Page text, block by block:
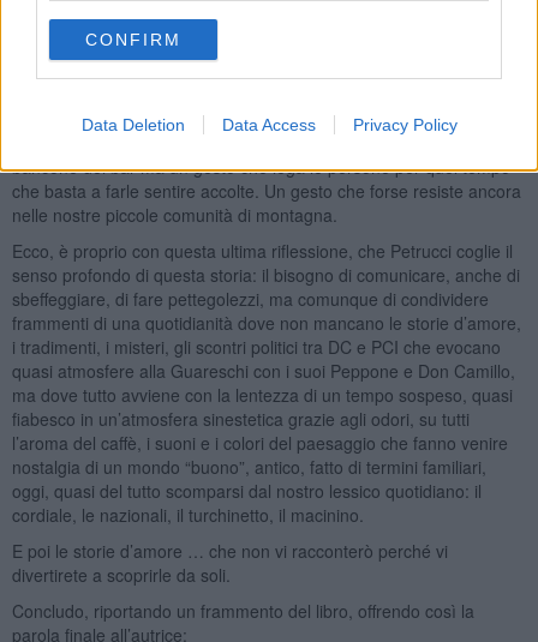
CONFIRM
Data Deletion Data Access Privacy Policy
mancare per accompagnare e sottolineare veglie allegre, lenire un
poco ricordi dolorosi o sancire decisioni importanti. Il caffè come
rimedio ancora più buono dopo aver assaporato il caffè finto, di
“Il caffè buono del dopoguerra “non è la tazzina presa al volo al
bancone del bar ma un gesto che lega le persone per quel tempo
che basta a farle sentire accolte. Un gesto che forse resiste ancora
nelle nostre piccole comunità di montagna.
Ecco, è proprio con questa ultima riflessione, che Petrucci coglie il
senso profondo di questa storia: il bisogno di comunicare, anche di
sbeffeggiare, di fare pettegolezzi, ma comunque di condividere
frammenti di una quotidianità dove non mancano le storie d’amore,
i tradimenti, i misteri, gli scontri politici tra DC e PCI che evocano
quasi atmosfere alla Guareschi con i suoi Peppone e Don Camillo,
ma dove tutto avviene con la lentezza di un tempo sospeso, quasi
fiabesco in un’atmosfera sinestetica grazie agli odori, su tutti
l’aroma del caffè, i suoni e i colori del paesaggio che fanno venire
nostalgia di un mondo “buono”, antico, fatto di termini familiari,
oggi, quasi del tutto scomparsi dal nostro lessico quotidiano: il
cordiale, le nazionali, il turchinetto, il macinino.
E poi le storie d’amore … che non vi racconterò perché vi
divertirete a scoprirle da soli.
Concludo, riportando un frammento del libro, offrendo così la
parola finale all’autrice: